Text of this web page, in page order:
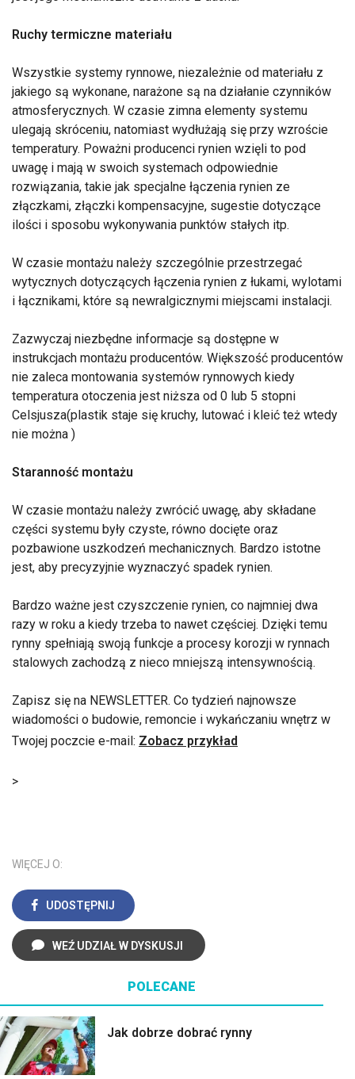
Ruchy termiczne materiału
Wszystkie systemy rynnowe, niezależnie od materiału z
jakiego są wykonane, narażone są na działanie czynników
atmosferycznych. W czasie zimna elementy systemu
ulegają skróceniu, natomiast wydłużają się przy wzroście
temperatury. Poważni producenci rynien wzięli to pod
uwagę i mają w swoich systemach odpowiednie
rozwiązania, takie jak specjalne łączenia rynien ze
złączkami, złączki kompensacyjne, sugestie dotyczące
ilości i sposobu wykonywania punktów stałych itp.
W czasie montażu należy szczególnie przestrzegać
wytycznych dotyczących łączenia rynien z łukami, wylotami
i łącznikami, które są newralgicznymi miejscami instalacji.
Zazwyczaj niezbędne informacje są dostępne w
instrukcjach montażu producentów. Większość producentów
nie zaleca montowania systemów rynnowych kiedy
temperatura otoczenia jest niższa od 0 lub 5 stopni
Celsjusza(plastik staje się kruchy, lutować i kleić też wtedy
nie można )
Staranność montażu
W czasie montażu należy zwrócić uwagę, aby składane
części systemu były czyste, równo docięte oraz
pozbawione uszkodzeń mechanicznych. Bardzo istotne
jest, aby precyzyjnie wyznaczyć spadek rynien.
Bardzo ważne jest czyszczenie rynien, co najmniej dwa
razy w roku a kiedy trzeba to nawet częściej. Dzięki temu
rynny spełniają swoją funkcje a procesy korozji w rynnach
stalowych zachodzą z nieco mniejszą intensywnością.
Zapisz się na NEWSLETTER. Co tydzień najnowsze
wiadomości o budowie, remoncie i wykańczaniu wnętrz w
Twojej poczcie e-mail: Zobacz przykład
>
WIĘCEJ O:
UDOSTĘPNIJ
WEŹ UDZIAŁ W DYSKUSJI
POLECANE
Jak dobrze dobrać rynny